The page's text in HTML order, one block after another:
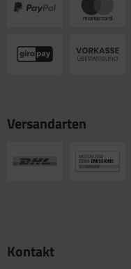
Versandarten
Kontakt